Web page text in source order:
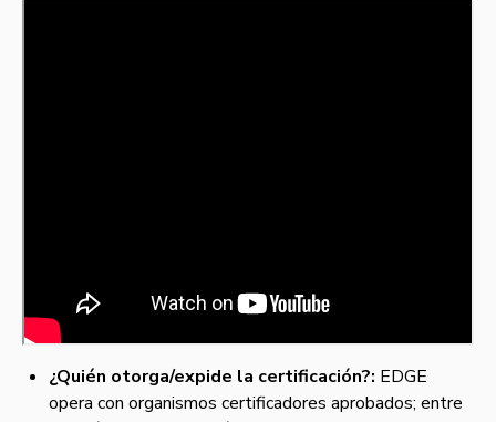
¿Quién otorga/expide la certificación?: EDGE
opera con organismos certificadores aprobados; entre